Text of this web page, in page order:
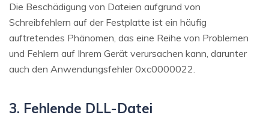
Die Beschädigung von Dateien aufgrund von
Schreibfehlern auf der Festplatte ist ein häufig
auftretendes Phänomen, das eine Reihe von Problemen
und Fehlern auf Ihrem Gerät verursachen kann, darunter
auch den Anwendungsfehler 0xc0000022.
3. Fehlende DLL-Datei